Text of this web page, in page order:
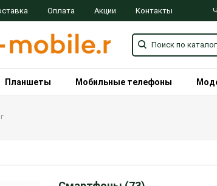
Оплата Акции Контакты
Планшеты Мобильные телефоны